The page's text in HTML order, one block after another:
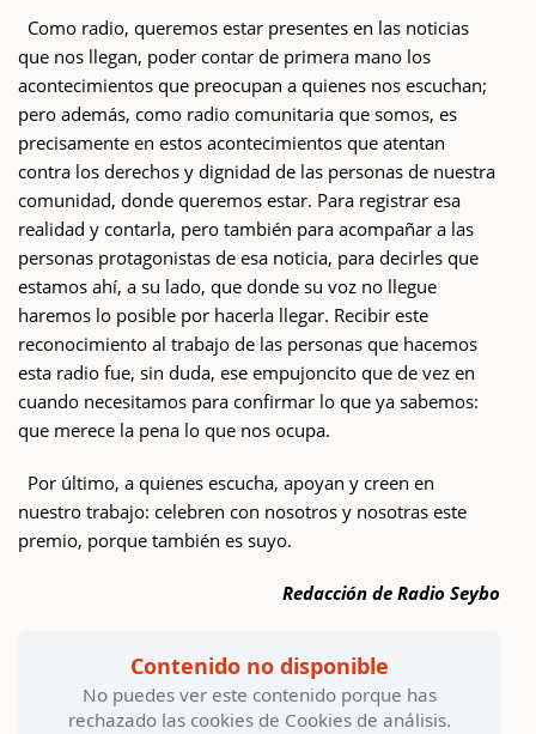
Como radio, queremos estar presentes en las noticias
que nos llegan, poder contar de primera mano los
acontecimientos que preocupan a quienes nos escuchan;
pero además, como radio comunitaria que somos, es
precisamente en estos acontecimientos que atentan
contra los derechos y dignidad de las personas de nuestra
comunidad, donde queremos estar. Para registrar esa
realidad y contarla, pero también para acompañar a las
personas protagonistas de esa noticia, para decirles que
estamos ahí, a su lado, que donde su voz no llegue
haremos lo posible por hacerla llegar. Recibir este
reconocimiento al trabajo de las personas que hacemos
esta radio fue, sin duda, ese empujoncito que de vez en
cuando necesitamos para confirmar lo que ya sabemos:
que merece la pena lo que nos ocupa.
Por último, a quienes escucha, apoyan y creen en
nuestro trabajo: celebren con nosotros y nosotras este
premio, porque también es suyo.
Redacción de Radio Seybo
Contenido no disponible
No puedes ver este contenido porque has
rechazado las cookies de Cookies de análisis.